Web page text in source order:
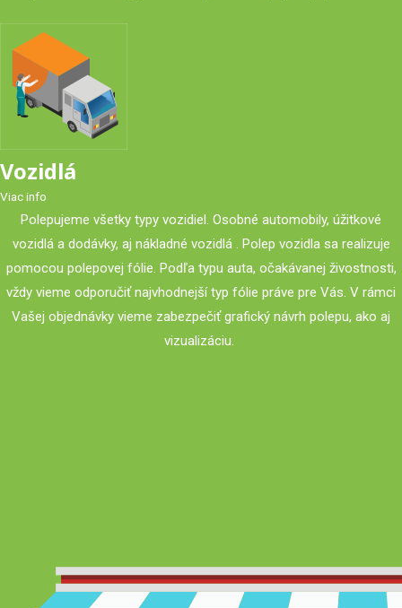
Vozidlá
Viac info
Polepujeme všetky typy vozidiel. Osobné automobily, úžitkové
vozidlá a dodávky, aj nákladné vozidlá . Polep vozidla sa realizuje
pomocou polepovej fólie. Podľa typu auta, očakávanej živostnosti,
vždy vieme odporučiť najvhodnejší typ fólie práve pre Vás. V rámci
Vašej objednávky vieme zabezpečiť grafický návrh polepu, ako aj
vizualizáciu.